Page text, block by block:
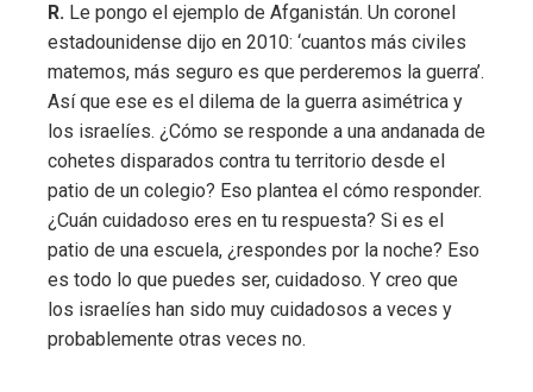
R. Le pongo el ejemplo de Afganistán. Un coronel
estadounidense dijo en 2010: ‘cuantos más civiles
matemos, más seguro es que perderemos la guerra’.
Así que ese es el dilema de la guerra asimétrica y
los israelíes. ¿Cómo se responde a una andanada de
cohetes disparados contra tu territorio desde el
patio de un colegio? Eso plantea el cómo responder.
¿Cuán cuidadoso eres en tu respuesta? Si es el
patio de una escuela, ¿respondes por la noche? Eso
es todo lo que puedes ser, cuidadoso. Y creo que
los israelíes han sido muy cuidadosos a veces y
probablemente otras veces no.